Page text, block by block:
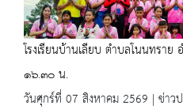
โรงเรียนบ้านเลียบ ตำบลโนนทราย
๑๖.๓๐ น.
วันศุกร์ที่ 07 สิงหาคม 2569 | ข่าว